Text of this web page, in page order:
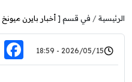
الرئيسية في قسم [ أخبار بايرن ميونخ
2026/05/15 - 18:59